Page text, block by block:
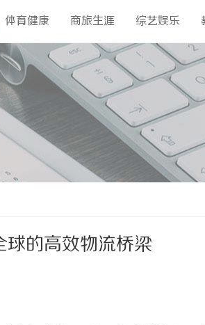
体育健康 商旅生涯 综艺娱乐
球的高效物流桥梁